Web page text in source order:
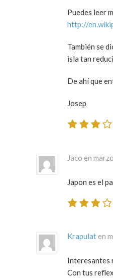
Puedes leer
http://
También se
isla tan
De ahí que
Josep
Jaco en
Japon es el
Krapulat en
Interesantes
Con tus